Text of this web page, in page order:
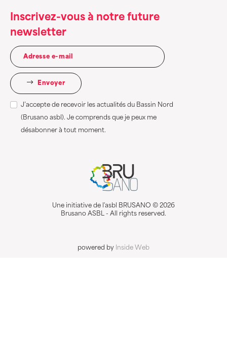
Inscrivez-vous à notre future
newsletter
Envoyer
J’accepte de recevoir les actualités du Bassin Nord
(Brusano asbl). Je comprends que je peux me
désabonner à tout moment.
Une initiative de l'asbl BRUSANO © 2026
Brusano ASBL - All rights reserved.
powered by Inside Web